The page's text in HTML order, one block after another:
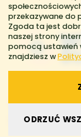
© 2026
Polityka
przekazywane do
Zgoda ta jest
naszej strony
pomocą ustawień
znajdziesz w
ODRZUĆ